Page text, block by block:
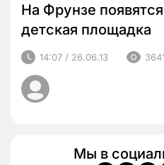
На Фрунзе
детская площадка
14:07 / 26.06.13 3641
Мы в